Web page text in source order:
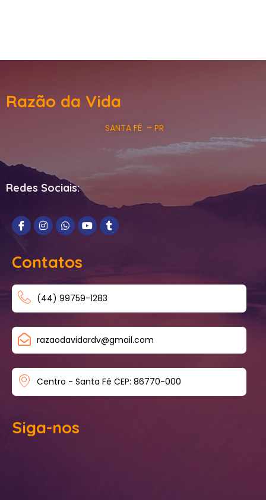
Razão da Vida
SANTA FÉ – PR
Redes Sociais:
Contatos
(44) 99759-1283
razaodavidardv@gmail.com
Centro - Santa Fé CEP: 86770-000
Siga-nos